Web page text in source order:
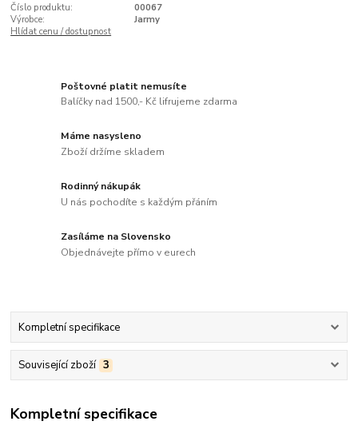
Číslo produktu:
00067
Výrobce:
Jarmy
Hlídat cenu / dostupnost
Poštovné platit nemusíte
Balíčky nad 1500,- Kč lifrujeme zdarma
Máme nasysleno
Zboží držíme skladem
Rodinný nákupák
U nás pochodíte s každým přáním
Zasíláme na Slovensko
Objednávejte přímo v eurech
Kompletní specifikace
Související zboží 3
Kompletní specifikace